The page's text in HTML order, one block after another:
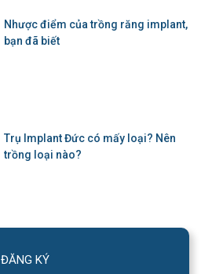
Nhược điểm của trồng răng implant,
bạn đã biết
Trụ Implant Đức có mấy loại? Nên
trồng loại nào?
ĐĂNG KÝ